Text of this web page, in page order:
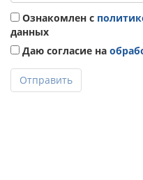
Ознакомлен с
данных
Даю согласие на
Отправить